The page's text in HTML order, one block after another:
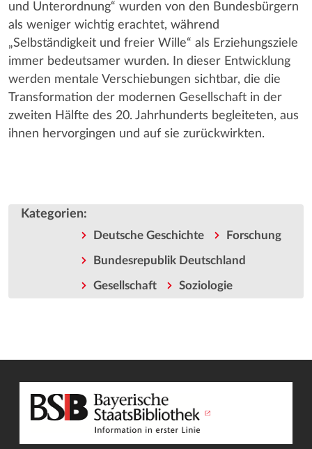
und Unterordnung“ wurden von den Bundesbürgern
als weniger wichtig erachtet, während
„Selbständigkeit und freier Wille“ als Erziehungsziele
immer bedeutsamer wurden. In dieser Entwicklung
werden mentale Verschiebungen sichtbar, die die
Transformation der modernen Gesellschaft in der
zweiten Hälfte des 20. Jahrhunderts begleiteten, aus
ihnen hervorgingen und auf sie zurückwirkten.
Kategorien:
Deutsche Geschichte Forschung
Bundesrepublik Deutschland
Gesellschaft Soziologie